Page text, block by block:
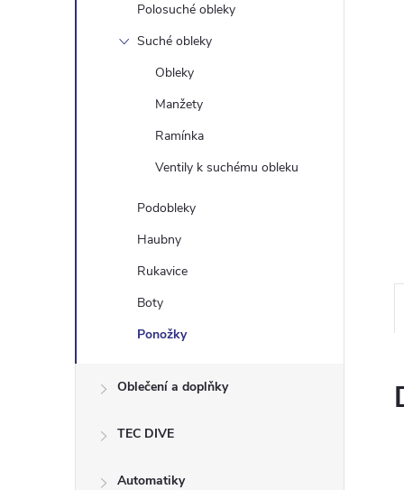
Polosuché obleky
Suché obleky
Obleky
Manžety
Ramínka
Ventily k suchému obleku
Podobleky
Haubny
Rukavice
Boty
Ponožky
Oblečení a doplňky
TEC DIVE
Automatiky